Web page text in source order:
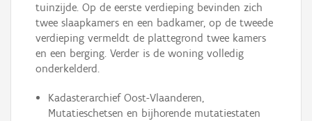
tuinzijde. Op de eerste verdieping bevinden zich
twee slaapkamers en een badkamer, op de tweede
verdieping vermeldt de plattegrond twee kamers
en een berging. Verder is de woning volledig
onderkelderd.
Kadasterarchief Oost-Vlaanderen,
Mutatieschetsen en bijhorende mutatiestaten